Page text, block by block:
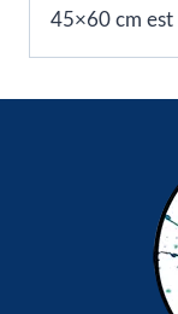
45×60 cm